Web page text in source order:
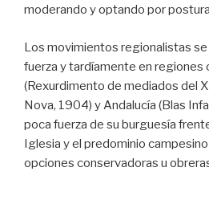
moderando y optando por
Los movimientos regionalistas
fuerza y tardíamente en regiones
(Rexurdimento de mediados del
Nova, 1904) y Andalucía (Blas
poca fuerza de su burguesía
Iglesia y el predominio
opciones conservadoras u